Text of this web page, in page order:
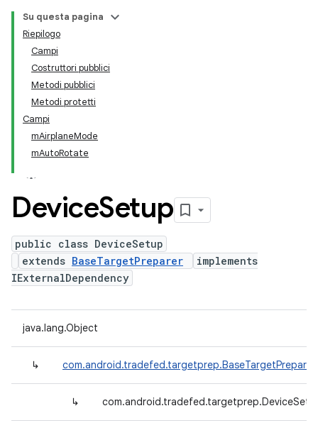
Su questa pagina
Riepilogo
Campi
Costruttori pubblici
Metodi pubblici
Metodi protetti
Campi
mAirplaneMode
mAutoRotate
DeviceSetup
public class DeviceSetup
extends BaseTargetPreparer
implements
IExternalDependency
java.lang.Object
↳ com.android.tradefed.targetprep.BaseTargetPreparer
↳